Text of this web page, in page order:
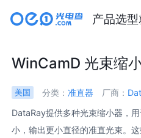
产品选
WinCamD 光束缩
美国 分类： 准直器 厂商：
DataRay提供多种光束缩小器，
小，输出更小直径的准直光束。